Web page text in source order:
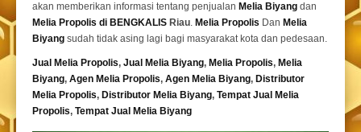
akan memberikan informasi tentang penjualan Melia Biyang dan
Melia Propolis di BENGKALIS Riau. Melia Propolis Dan Melia
Biyang sudah tidak asing lagi bagi masyarakat kota dan pedesaan.
Jual Melia Propolis, Jual Melia Biyang, Melia Propolis, Melia
Biyang, Agen Melia Propolis, Agen Melia Biyang, Distributor
Melia Propolis, Distributor Melia Biyang, Tempat Jual Melia
Propolis, Tempat Jual Melia Biyang